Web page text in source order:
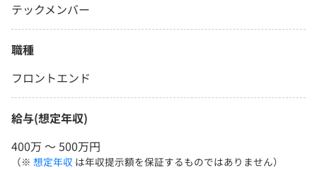
テックメンバー
職種
フロントエンド
給与(想定年収)
400万 〜 500万円
（※ 想定年収 は年収提示額を保証するものではありません）